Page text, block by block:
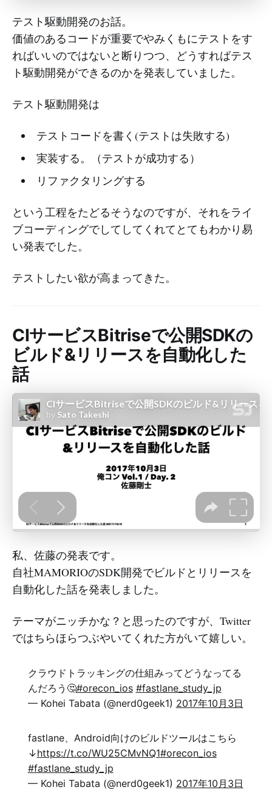
テスト駆動開発のお話。
価値のあるコードが重要でやみくもにテストをす
ればいいのではないと断りつつ、どうすればテス
ト駆動開発ができるのかを発表していました。
テスト駆動開発は
テストコードを書く(テストは失敗する)
実装する。（テストが成功する）
リファクタリングする
という工程をたどるそうなのですが、それをライ
ブコーディングでしてしてくれてとてもわかり易
い発表でした。
テストしたい欲が高まってきた。
CIサービスBitriseで公開SDKの
ビルド&リリースを自動化した
話
私、佐藤の発表です。
自社MAMORIOのSDK開発でビルドとリリースを
自動化した話を発表しました。
テーマがニッチかな？と思ったのですが、Twitter
ではちらほらつぶやいてくれた方がいて嬉しい。
クラウドトラッキングの仕組みってどうなってる
んだろう🤔#orecon_ios #fastlane_study_jp
— Kohei Tabata (@nerd0geek1) 2017年10月3日
fastlane、Android向けのビルドツールはこちら
↓https://t.co/WU25CMvNQ1#orecon_ios
#fastlane_study_jp
— Kohei Tabata (@nerd0geek1) 2017年10月3日